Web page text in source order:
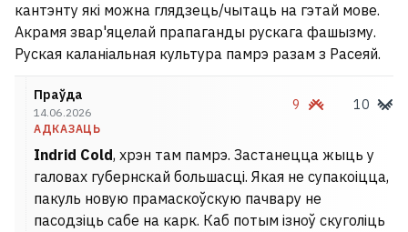
кантэнту які можна глядзець/чытаць на гэтай мове.
Акрамя звар'яцелай прапаганды рускага фашызму.
Руская каланіальная культура памрэ разам з Расеяй.
Праўда
14.06.2026
АДКАЗАЦЬ
9 10
Indrid Cold, хрэн там памрэ. Застанецца жыць у
галовах губернскай большасці. Якая не супакоіцца,
пакуль новую прамаскоўскую пачвару не
пасодзіць сабе на карк. Каб потым ізноў скуголіць